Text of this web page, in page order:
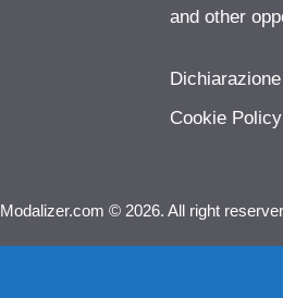
and other
Cookie
Modalizer.com © 2026. All right